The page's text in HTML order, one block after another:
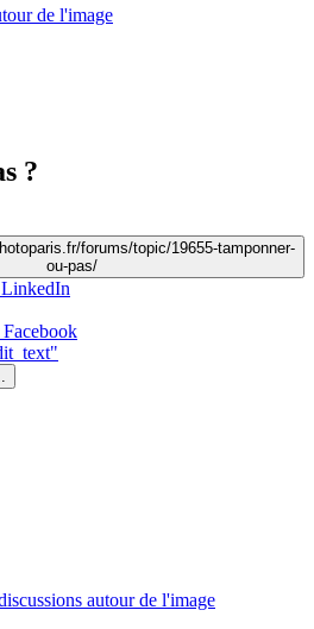
de l'image
?
forums/topic/19655-tamponner-
ou-pas/
LinkedIn
Facebook
autour de l'image